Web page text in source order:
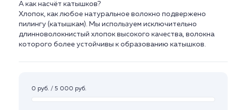
А как насчёт катышков?
Хлопок, как любое натуральное волокно подвержено
пилингу (катышкам). Мы используем исключительно
длинноволокнистый хлопок высокого качества, волокна
0 руб. / 5 000 руб.